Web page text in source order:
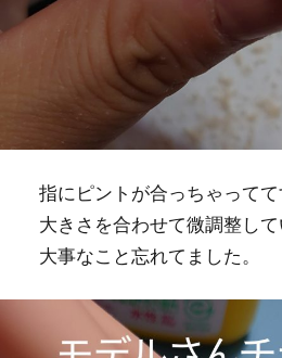
指にピントが合っちゃってて
大きさを合わせて微調整して
大事なこと忘れてました。